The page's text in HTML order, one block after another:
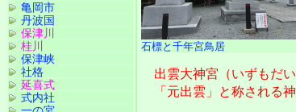
石標と千年宮鳥居
出雲大神宮（いずもだ
「元出雲」と称される
亀岡市
丹波国
保津川
桂川
保津峡
社格
延喜式
式内社